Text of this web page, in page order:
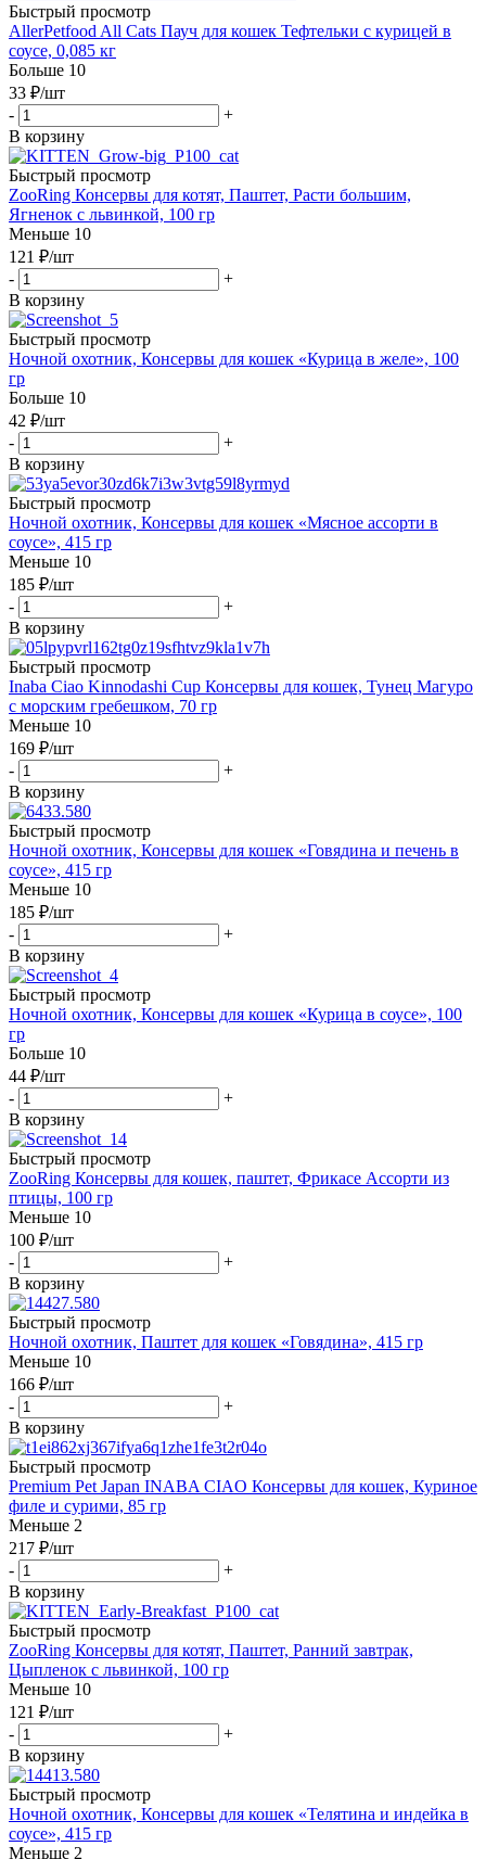
Быстрый просмотр
AllerPetfood All Cats Пауч для кошек Тефтельки с курицей в
соусе, 0,085 кг
Больше 10
33 ₽/шт
-
+
В корзину
Быстрый просмотр
ZooRing Консервы для котят, Паштет, Расти большим,
Ягненок с львинкой, 100 гр
Меньше 10
121 ₽/шт
-
+
В корзину
Быстрый просмотр
Ночной охотник, Консервы для кошек «Курица в желе», 100
гр
Больше 10
42 ₽/шт
-
+
В корзину
Быстрый просмотр
Ночной охотник, Консервы для кошек «Мясное ассорти в
соусе», 415 гр
Меньше 10
185 ₽/шт
-
+
В корзину
Быстрый просмотр
Inaba Ciao Kinnodashi Cup Консервы для кошек, Тунец Магуро
с морским гребешком, 70 гр
Меньше 10
169 ₽/шт
-
+
В корзину
Быстрый просмотр
Ночной охотник, Консервы для кошек «Говядина и печень в
соусе», 415 гр
Меньше 10
185 ₽/шт
-
+
В корзину
Быстрый просмотр
Ночной охотник, Консервы для кошек «Курица в соусе», 100
гр
Больше 10
44 ₽/шт
-
+
В корзину
Быстрый просмотр
ZooRing Консервы для кошек, паштет, Фрикасе Ассорти из
птицы, 100 гр
Меньше 10
100 ₽/шт
-
+
В корзину
Быстрый просмотр
Ночной охотник, Паштет для кошек «Говядина», 415 гр
Меньше 10
166 ₽/шт
-
+
В корзину
Быстрый просмотр
Premium Pet Japan INABA CIAO Консервы для кошек, Куриное
филе и сурими, 85 гр
Меньше 2
217 ₽/шт
-
+
В корзину
Быстрый просмотр
ZooRing Консервы для котят, Паштет, Ранний завтрак,
Цыпленок с львинкой, 100 гр
Меньше 10
121 ₽/шт
-
+
В корзину
Быстрый просмотр
Ночной охотник, Консервы для кошек «Телятина и индейка в
соусе», 415 гр
Меньше 2